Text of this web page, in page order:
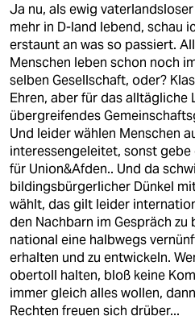
Ja nu, als ewig
mehr in D-land lebend, schau
erstaunt an was so passiert.
Menschen leben schon noch
selben Gesellschaft, oder?
Ehren, aber für das alltägliche
übergreifendes
Und leider wählen Menschen
interessengeleitet, sonst gebe
für Union&Afden.. Und da
bildingsbürgerlicher Dünkel
wählt, das gilt leider
den Nachbarn im Gespräch
national eine halbwegs
erhalten und zu entwickeln.
obertoll halten, bloß keine
immer gleich alles wollen,
Rechten freuen sich drüber...